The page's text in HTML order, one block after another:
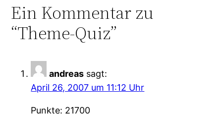
Ein Kommentar zu
“Theme-Quiz”
andreas sagt:
April 26, 2007 um 11:12 Uhr
Punkte: 21700